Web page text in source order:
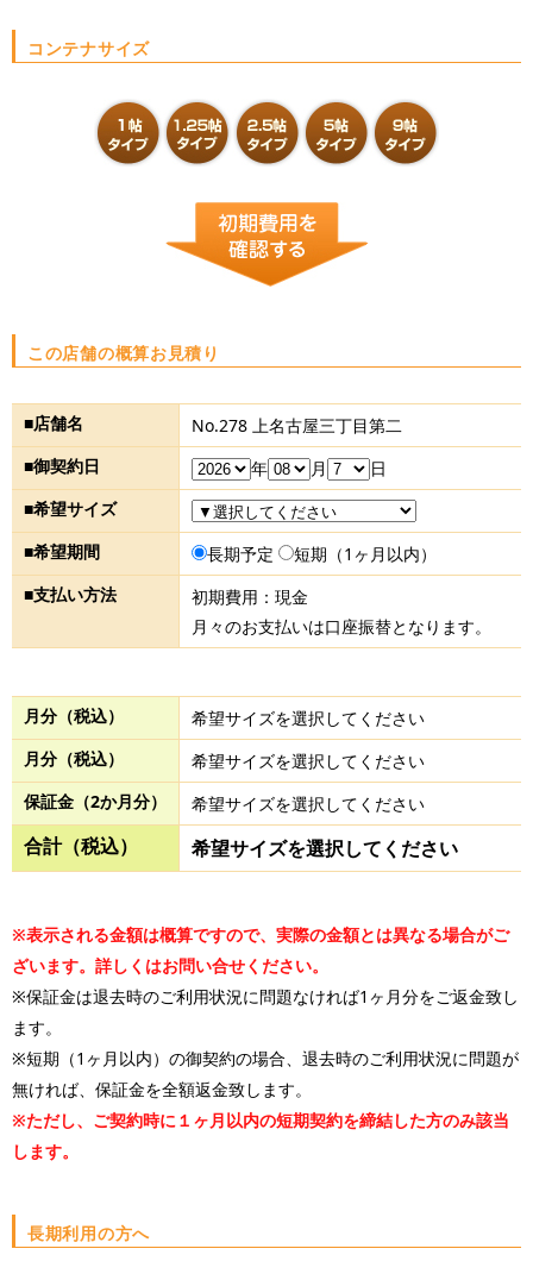
コンテナサイズ
この店舗の概算お見積り
■店舗名
No.278 上名古屋三丁目第二
■御契約日
年 月
日
■希望サイズ
■希望期間
長期予定
短期（1ヶ月以内）
■支払い方法
初期費用：現金
月々のお支払いは口座振替となります。
月分（税込）
希望サイズを選択してください
月分（税込）
希望サイズを選択してください
保証金（2か月分）
希望サイズを選択してください
合計（税込） 希望サイズを選択してください
※表示される金額は概算ですので、実際の金額とは異なる場合がご
ざいます。詳しくはお問い合せください。
※保証金は退去時のご利用状況に問題なければ1ヶ月分をご返金致し
ます。
※短期（1ヶ月以内）の御契約の場合、退去時のご利用状況に問題が
無ければ、保証金を全額返金致します。
※ただし、ご契約時に１ヶ月以内の短期契約を締結した方のみ該当
します。
長期利用の方へ